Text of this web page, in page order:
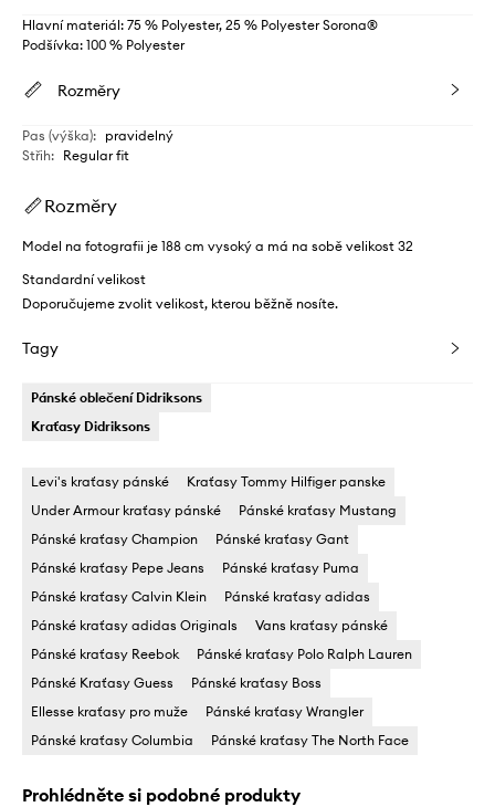
Hlavní materiál: 75 % Polyester, 25 % Polyester Sorona®
Podšívka: 100 % Polyester
Rozměry
Pas (výška): pravidelný
Střih: Regular fit
Rozměry
Model na fotografii je 188 cm vysoký a má na sobě velikost 32
Standardní velikost
Doporučujeme zvolit velikost, kterou běžně nosíte.
Tagy
Pánské oblečení Didriksons
Kraťasy Didriksons
Levi's kraťasy pánské
Kraťasy Tommy Hilfiger panske
Under Armour kraťasy pánské
Pánské kraťasy Mustang
Pánské kraťasy Champion
Pánské kraťasy Gant
Pánské kraťasy Pepe Jeans
Pánské kraťasy Puma
Pánské kraťasy Calvin Klein
Pánské kraťasy adidas
Pánské kraťasy adidas Originals
Vans kraťasy pánské
Pánské kraťasy Reebok
Pánské kraťasy Polo Ralph Lauren
Pánské Kraťasy Guess
Pánské kraťasy Boss
Ellesse kraťasy pro muže
Pánské kraťasy Wrangler
Pánské kraťasy Columbia
Pánské kraťasy The North Face
Prohlédněte si podobné produkty